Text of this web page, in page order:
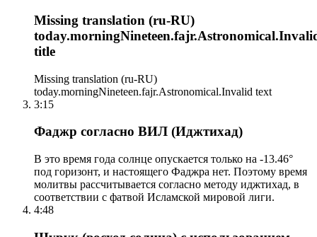
Missing translation (ru-RU)
title
Missing translation (ru-RU)
today.morningNineteen.fajr.Astronomical.Invalid text
3:15
Фаджр согласно ВИЛ (Иджтихад)
В это время года солнце опускается только на -13.46°
под горизонт, и настоящего Фаджра нет. Поэтому время
молитвы рассчитывается согласно методу иджтихад, в
соответствии с фатвой Исламской мировой лиги.
4:48